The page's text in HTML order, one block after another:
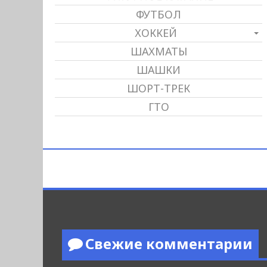
ФУТБОЛ
ХОККЕЙ
ШАХМАТЫ
ШАШКИ
ШОРТ-ТРЕК
ГТО
Свежие комментарии